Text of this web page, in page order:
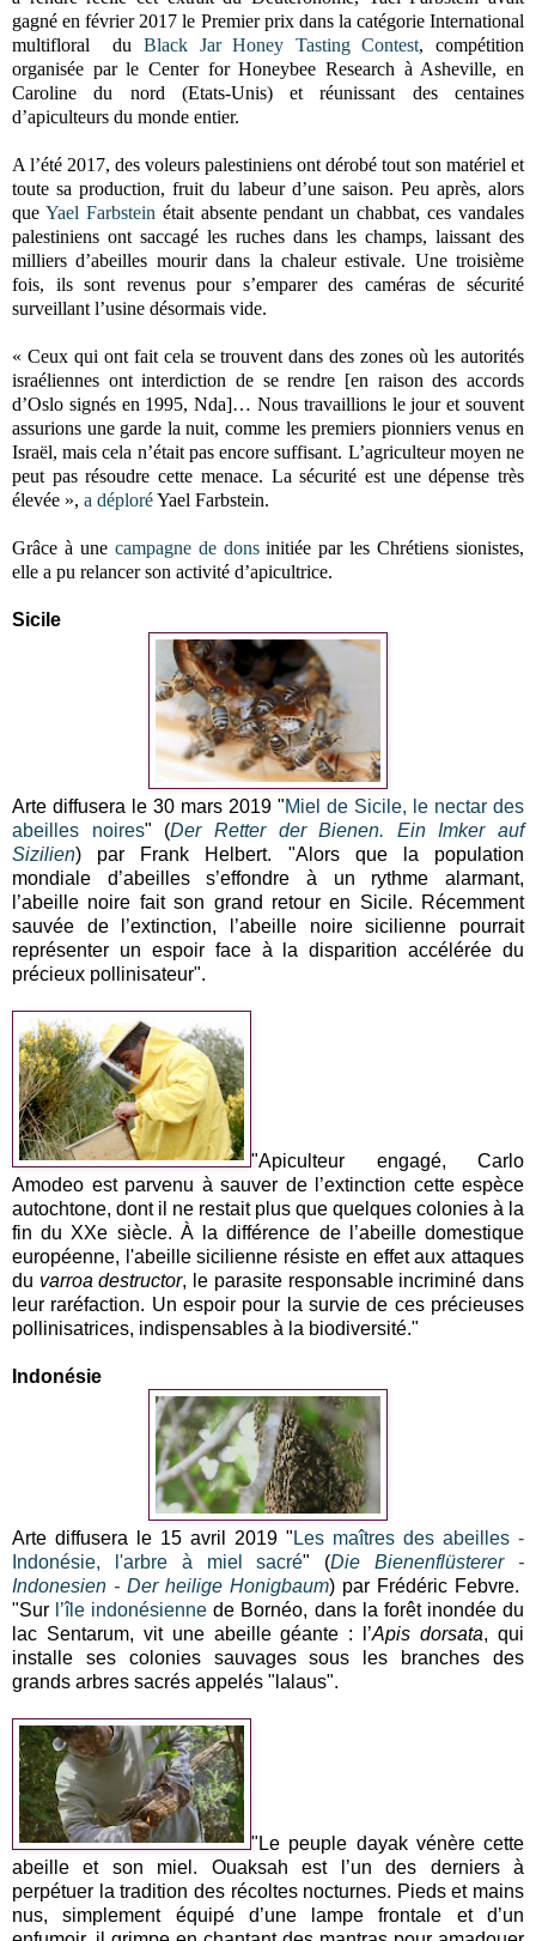
gagné en février 2017 le Premier prix dans la catégorie International
multifloral du Black Jar Honey Tasting Contest, compétition
organisée par le Center for Honeybee Research à Asheville, en
Caroline du nord (Etats-Unis) et réunissant des centaines
d’apiculteurs du monde entier.
A l’été 2017, des voleurs palestiniens ont dérobé tout son matériel et
toute sa production, fruit du labeur d’une saison. Peu après, alors
que Yael Farbstein était absente pendant un chabbat, ces vandales
palestiniens ont saccagé les ruches dans les champs, laissant des
milliers d’abeilles mourir dans la chaleur estivale. Une troisième
fois, ils sont revenus pour s’emparer des caméras de sécurité
surveillant l’usine désormais vide.
« Ceux qui ont fait cela se trouvent dans des zones où les autorités
israéliennes ont interdiction de se rendre [en raison des accords
d’Oslo signés en 1995, Nda]… Nous travaillions le jour et souvent
assurions une garde la nuit, comme les premiers pionniers venus en
Israël, mais cela n’était pas encore suffisant. L’agriculteur moyen ne
peut pas résoudre cette menace. La sécurité est une dépense très
élevée », a déploréYael Farbstein.
Grâce à une campagne de donsinitiée par les Chrétiens sionistes,
elle a pu relancer son activité d’apicultrice.
Sicile
Arte diffusera le 30 mars 2019 "Miel de Sicile, le nectar des
abeilles noires" (Der Retter der Bienen. Ein Imker auf
Sizilien) par Frank Helbert. "Alors que la population
mondiale d’abeilles s’effondre à un rythme alarmant,
l’abeille noire fait son grand retour en Sicile. Récemment
sauvée de l’extinction, l’abeille noire sicilienne pourrait
représenter un espoir face à la disparition accélérée du
précieux pollinisateur".
"Apiculteur engagé, Carlo
Amodeo est parvenu à sauver de l’extinction cette espèce
autochtone, dont il ne restait plus que quelques colonies à la
fin du XXe siècle. À la différence de l’abeille domestique
européenne, l'abeille sicilienne résiste en effet aux attaques
du varroa destructor, le parasite responsable incriminé dans
leur raréfaction. Un espoir pour la survie de ces précieuses
pollinisatrices, indispensables à la biodiversité."
Indonésie
Arte diffusera le 15 avril 2019 " Les maîtres des abeilles -
Indonésie, l'arbre à miel sacré" (Die Bienenflüsterer -
Indonesien - Der heilige Honigbaum) par Frédéric Febvre.
"Sur l’île indonésienne de Bornéo, dans la forêt inondée du
lac Sentarum, vit une abeille géante : l’Apis dorsata, qui
installe ses colonies sauvages sous les branches des
grands arbres sacrés appelés "lalaus".
"Le peuple dayak vénère cette
abeille et son miel. Ouaksah est l’un des derniers à
perpétuer la tradition des récoltes nocturnes. Pieds et mains
nus, simplement équipé d’une lampe frontale et d’un